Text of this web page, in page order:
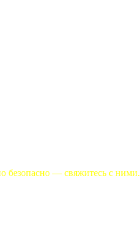
безопасно — свяжитесь с ними.